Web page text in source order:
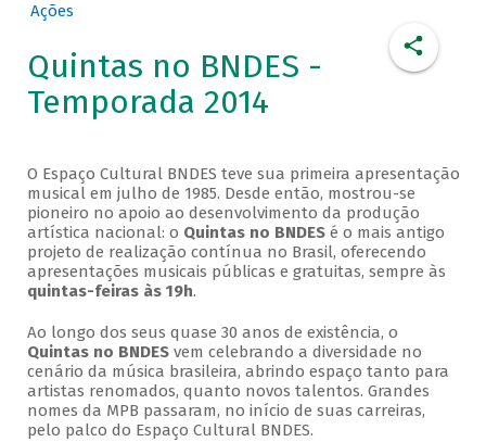
Ações
Quintas no BNDES -
Temporada 2014
O Espaço Cultural BNDES teve sua primeira apresentação
musical em julho de 1985. Desde então, mostrou-se
pioneiro no apoio ao desenvolvimento da produção
artística nacional: o Quintas no BNDESé o mais antigo
projeto de realização contínua no Brasil, oferecendo
apresentações musicais públicas e gratuitas, sempre às
quintas-feiras às 19h.
Ao longo dos seus quase 30 anos de existência, o
Quintas no BNDESvem celebrando a diversidade no
cenário da música brasileira, abrindo espaço tanto para
artistas renomados, quanto novos talentos. Grandes
nomes da MPB passaram, no início de suas carreiras,
pelo palco do Espaço Cultural BNDES.